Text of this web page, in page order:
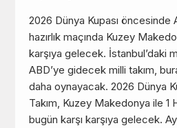
2026 Dünya Kupası öncesinde
hazırlık maçında Kuzey
karşıya gelecek. İstanbul’daki
ABD’ye gidecek milli takım,
daha oynayacak. 2026 Dünya
Takım, Kuzey Makedonya ile 1
bugün karşı karşıya gelecek. Ay-